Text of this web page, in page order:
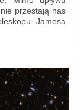
przestają nas
Jamesa